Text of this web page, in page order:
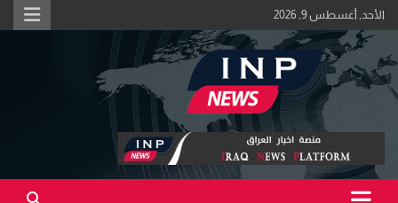
Skip
to
content
الأحد, أغسطس 9, 2026
منصة اخبار العراق
اكبر منصة خبرية في العراق | #الحقيقة_اولاً